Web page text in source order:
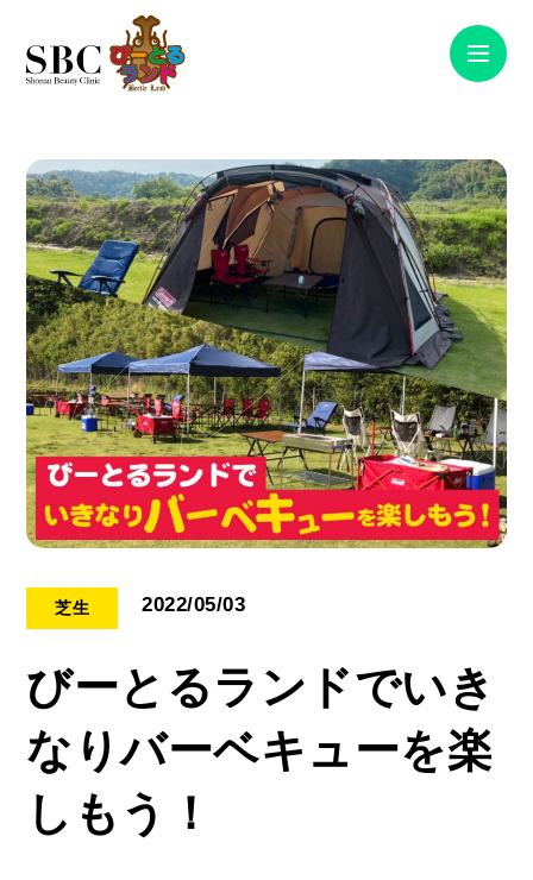
芝生 2022/05/03
びーとるランドでいき
なりバーベキューを楽
しもう！